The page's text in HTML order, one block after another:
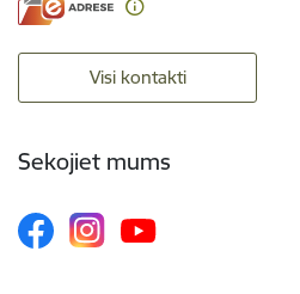
Visi kontakti
Sekojiet mums